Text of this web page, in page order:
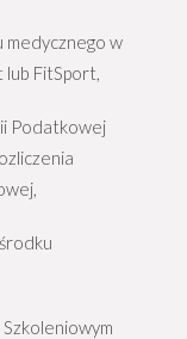
medycznego w
FitSport,
Podatkowej